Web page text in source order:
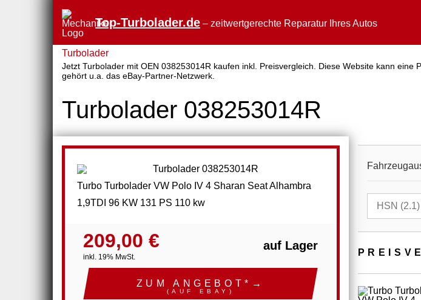
Top-Turbolader.de – zeitwertgerechte Reparatur Ihres Autos
Turbolader
Jetzt Turbolader mit OEN 038253014R kaufen inkl. Preisvergleich. Diese Website kann
gehört u.a. das eBay-Partner-Netzwerk.
Turbolader 038253014R
Turbo Turbolader VW Polo IV 4 Sharan Seat Alhambra
1,9TDI 96 KW 131 PS 110 kw
209,00 €
inkl. 19% MwSt.
auf Lager
ZUM ANGEBOT*→
(AUF EBAY)